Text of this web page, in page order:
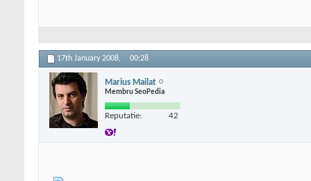
17th January 2008, 00:28
Marius Mailat
Membru SeoPedia
Reputatie: 42